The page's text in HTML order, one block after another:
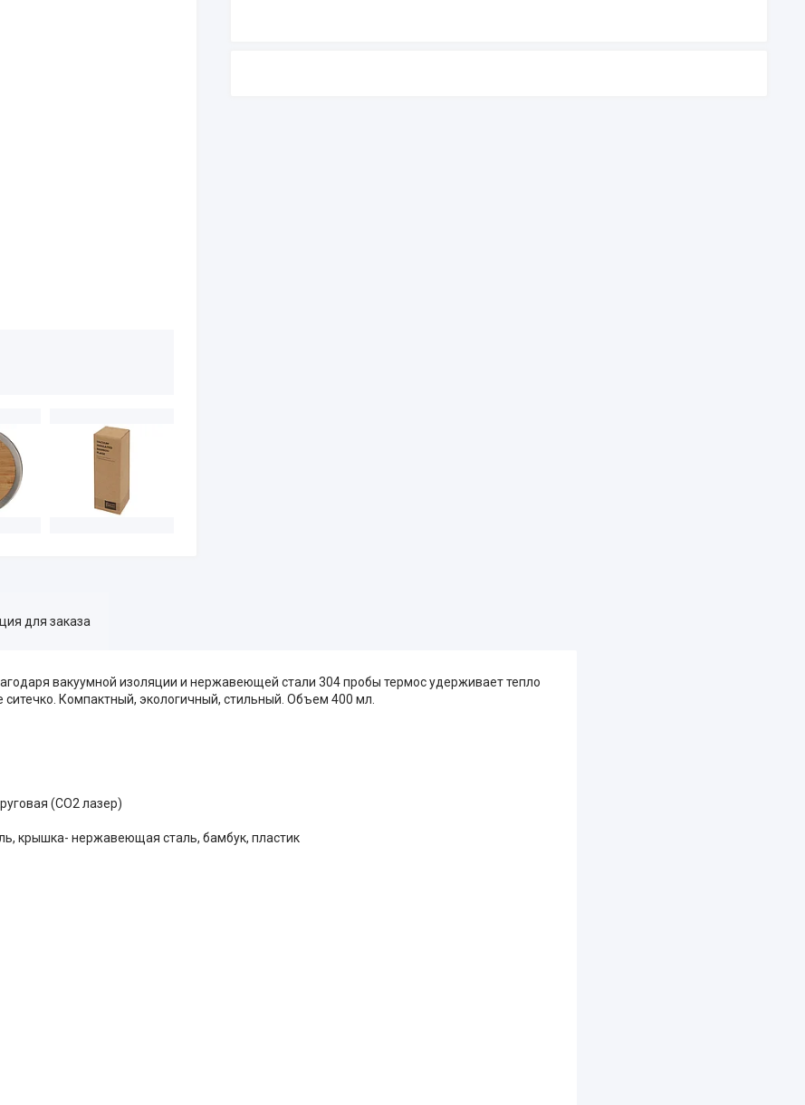
для заказа
вакуумной изоляции и нержавеющей стали 304 пробы термос удерживает тепло
Компактный, экологичный, стильный. Объем 400 мл.
(CO2 лазер)
крышка- нержавеющая сталь, бамбук, пластик